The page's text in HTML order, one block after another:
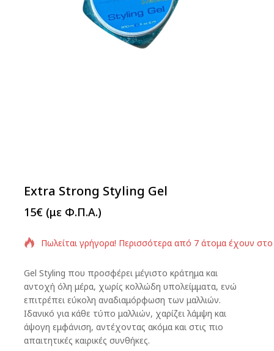
Extra Strong Styling Gel
15€ (με Φ.Π.Α.)
Πωλείται γρήγορα! Περισσότερα από 7 άτομα έχουν στο
Gel Styling που προσφέρει μέγιστο κράτημα και
αντοχή όλη μέρα, χωρίς κολλώδη υπολείμματα, ενώ
επιτρέπει εύκολη αναδιαμόρφωση των μαλλιών.
Ιδανικό για κάθε τύπο μαλλιών, χαρίζει λάμψη και
άψογη εμφάνιση, αντέχοντας ακόμα και στις πιο
απαιτητικές καιρικές συνθήκες.